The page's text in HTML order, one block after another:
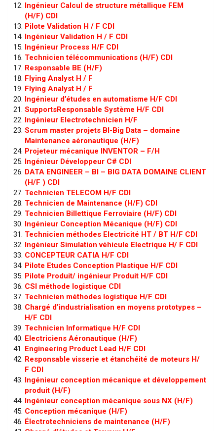
Ingénieur Calcul de structure métallique FEM
(H/F) CDI
Pilote Validation H / F CDI
Ingénieur Validation H / F CDI
Ingénieur Process H/F CDI
Technicien télécommunications (H/F) CDI
Responsable BE (H/F)
Flying Analyst H / F
Flying Analyst H / F
Ingénieur d’études en automatisme H/F CDI
SupportsResponsable Système H/F CDI
Ingénieur Electrotechnicien H/F
Scrum master projets BI-Big Data – domaine
Maintenance aéronautique (H/F)
Projeteur mécanique INVENTOR – F/H
Ingénieur Développeur C# CDI
DATA ENGINEER – BI – BIG DATA DOMAINE CLIENT
(H/F ) CDI
Technicien TELECOM H/F CDI
Technicien de Maintenance (H/F) CDI
Technicien Billettique Ferroviaire (H/F) CDI
Ingénieur Conception Mécanique (H/F) CDI
Technicien méthodes Electricité HT / BT H/F CDI
Ingénieur Simulation véhicule Electrique H/ F CDI
CONCEPTEUR CATIA H/F CDI
Pilote Etudes Conception Plastique H/F CDI
Pilote Produit/ ingénieur Produit H/F CDI
CSI méthode logistique CDI
Technicien méthodes logistique H/F CDI
Chargé d’industrialisation en moyens prototypes –
H/F CDI
Technicien Informatique H/F CDI
Electriciens Aéronautique (H/F)
Engineering Product Lead H/F CDI
Responsable visserie et étanchéité de moteurs H/
F CDI
Ingénieur conception mécanique et développement
produit (H/F)
Ingénieur conception mécanique sous NX (H/F)
Conception mécanique (H/F)
Électrotechniciens de maintenance (H/F)